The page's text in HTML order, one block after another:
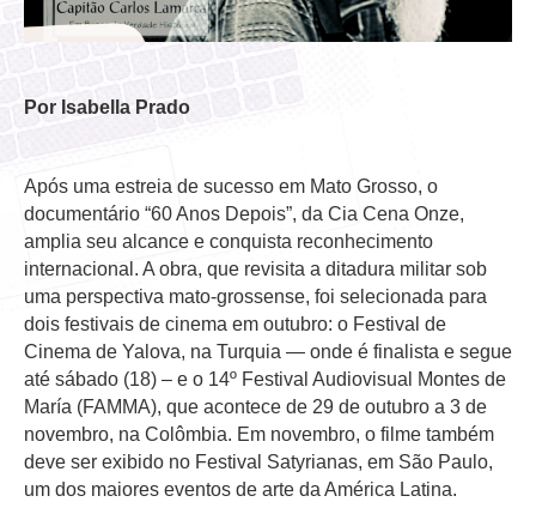
Por Isabella Prado
Após uma estreia de sucesso em Mato Grosso, o
documentário “60 Anos Depois”, da Cia Cena Onze,
amplia seu alcance e conquista reconhecimento
internacional. A obra, que revisita a ditadura militar sob
uma perspectiva mato-grossense, foi selecionada para
dois festivais de cinema em outubro: o Festival de
Cinema de Yalova, na Turquia — onde é finalista e segue
até sábado (18) – e o 14º Festival Audiovisual Montes de
María (FAMMA), que acontece de 29 de outubro a 3 de
novembro, na Colômbia. Em novembro, o filme também
deve ser exibido no Festival Satyrianas, em São Paulo,
um dos maiores eventos de arte da América Latina.